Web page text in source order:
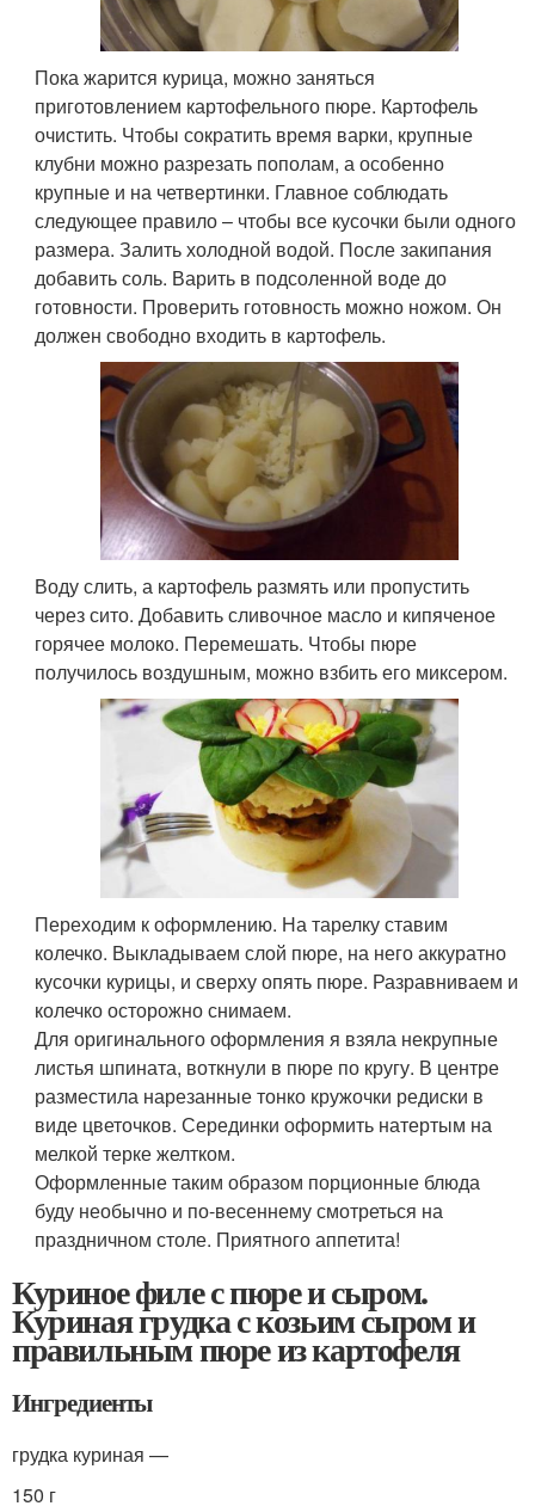
Пока жарится курица, можно заняться
приготовлением картофельного пюре. Картофель
очистить. Чтобы сократить время варки, крупные
клубни можно разрезать пополам, а особенно
крупные и на четвертинки. Главное соблюдать
следующее правило – чтобы все кусочки были одного
размера. Залить холодной водой. После закипания
добавить соль. Варить в подсоленной воде до
готовности. Проверить готовность можно ножом. Он
должен свободно входить в картофель.
Воду слить, а картофель размять или пропустить
через сито. Добавить сливочное масло и кипяченое
горячее молоко. Перемешать. Чтобы пюре
получилось воздушным, можно взбить его миксером.
Переходим к оформлению. На тарелку ставим
колечко. Выкладываем слой пюре, на него аккуратно
кусочки курицы, и сверху опять пюре. Разравниваем и
колечко осторожно снимаем.
Для оригинального оформления я взяла некрупные
листья шпината, воткнули в пюре по кругу. В центре
разместила нарезанные тонко кружочки редиски в
виде цветочков. Серединки оформить натертым на
мелкой терке желтком.
Оформленные таким образом порционные блюда
буду необычно и по-весеннему смотреться на
праздничном столе. Приятного аппетита!
Куриное филе с пюре и сыром.
Куриная грудка с козьим сыром и
правильным пюре из картофеля
Ингредиенты
грудка куриная —
150 г